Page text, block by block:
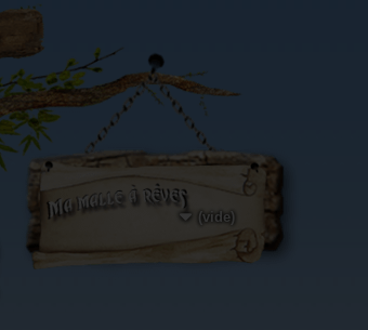
(vide)